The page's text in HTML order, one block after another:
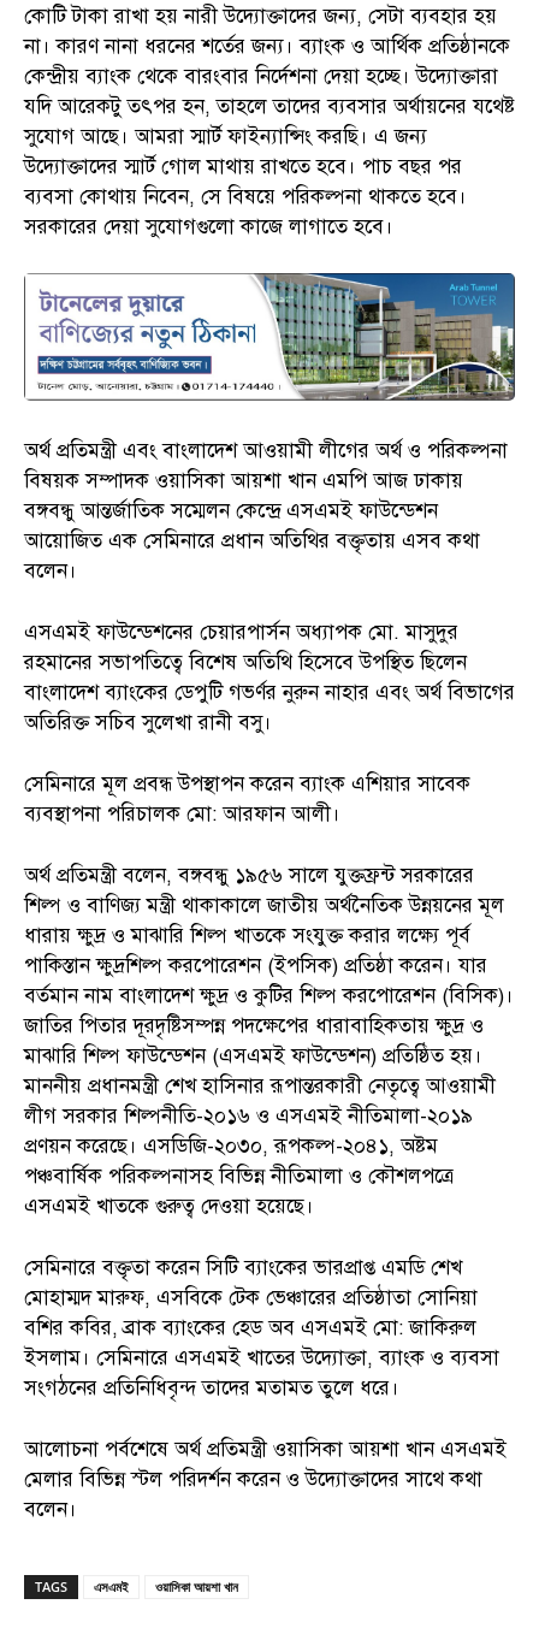
কোটি টাকা রাখা হয় নারী উদ্যোক্তাদের জন্য, সেটা ব্যবহার হয়
না। কারণ নানা ধরনের শর্তের জন্য। ব্যাংক ও আর্থিক প্রতিষ্ঠানকে
কেন্দ্রীয় ব্যাংক থেকে বারংবার নির্দেশনা দেয়া হচ্ছে। উদ্যোক্তারা
যদি আরেকটু তৎপর হন, তাহলে তাদের ব্যবসার অর্থায়নের যথেষ্ট
সুযোগ আছে। আমরা স্মার্ট ফাইন্যান্সিং করছি। এ জন্য
উদ্যোক্তাদের স্মার্ট গোল মাথায় রাখতে হবে। পাচ বছর পর
ব্যবসা কোথায় নিবেন, সে বিষয়ে পরিকল্পনা থাকতে হবে।
সরকারের দেয়া সুযোগগুলো কাজে লাগাতে হবে।
অর্থ প্রতিমন্ত্রী এবং বাংলাদেশ আওয়ামী লীগের অর্থ ও পরিকল্পনা
বিষয়ক সম্পাদক ওয়াসিকা আয়শা খান এমপি আজ ঢাকায়
বঙ্গবন্ধু আন্তর্জাতিক সম্মেলন কেন্দ্রে এসএমই ফাউন্ডেশন
আয়োজিত এক সেমিনারে প্রধান অতিথির বক্তৃতায় এসব কথা
বলেন।
এসএমই ফাউন্ডেশনের চেয়ারপার্সন অধ্যাপক মো. মাসুদুর
রহমানের সভাপতিত্বে বিশেষ অতিথি হিসেবে উপস্থিত ছিলেন
বাংলাদেশ ব্যাংকের ডেপুটি গভর্ণর নুরুন নাহার এবং অর্থ বিভাগের
অতিরিক্ত সচিব সুলেখা রানী বসু।
সেমিনারে মূল প্রবন্ধ উপস্থাপন করেন ব্যাংক এশিয়ার সাবেক
ব্যবস্থাপনা পরিচালক মো: আরফান আলী।
অর্থ প্রতিমন্ত্রী বলেন, বঙ্গবন্ধু ১৯৫৬ সালে যুক্তফ্রন্ট সরকারের
শিল্প ও বাণিজ্য মন্ত্রী থাকাকালে জাতীয় অর্থনৈতিক উন্নয়নের মূল
ধারায় ক্ষুদ্র ও মাঝারি শিল্প খাতকে সংযুক্ত করার লক্ষ্যে পূর্ব
পাকিস্তান ক্ষুদ্রশিল্প করপোরেশন (ইপসিক) প্রতিষ্ঠা করেন। যার
বর্তমান নাম বাংলাদেশ ক্ষুদ্র ও কুটির শিল্প করপোরেশন (বিসিক)।
জাতির পিতার দূরদৃষ্টিসম্পন্ন পদক্ষেপের ধারাবাহিকতায় ক্ষুদ্র ও
মাঝারি শিল্প ফাউন্ডেশন (এসএমই ফাউন্ডেশন) প্রতিষ্ঠিত হয়।
মাননীয় প্রধানমন্ত্রী শেখ হাসিনার রূপান্তরকারী নেতৃত্বে আওয়ামী
লীগ সরকার শিল্পনীতি-২০১৬ ও এসএমই নীতিমালা-২০১৯
প্রণয়ন করেছে। এসডিজি-২০৩০, রূপকল্প-২০৪১, অষ্টম
পঞ্চবার্ষিক পরিকল্পনাসহ বিভিন্ন নীতিমালা ও কৌশলপত্রে
এসএমই খাতকে গুরুত্ব দেওয়া হয়েছে।
সেমিনারে বক্তৃতা করেন সিটি ব্যাংকের ভারপ্রাপ্ত এমডি শেখ
মোহাম্মদ মারুফ, এসবিকে টেক ভেঞ্চারের প্রতিষ্ঠাতা সোনিয়া
বশির কবির, ব্রাক ব্যাংকের হেড অব এসএমই মো: জাকিরুল
ইসলাম। সেমিনারে এসএমই খাতের উদ্যোক্তা, ব্যাংক ও ব্যবসা
সংগঠনের প্রতিনিধিবৃন্দ তাদের মতামত তুলে ধরে।
আলোচনা পর্বশেষে অর্থ প্রতিমন্ত্রী ওয়াসিকা আয়শা খান এসএমই
মেলার বিভিন্ন স্টল পরিদর্শন করেন ও উদ্যোক্তাদের সাথে কথা
বলেন।
TAGS এসএমই ওয়াসিকা আয়শা খান